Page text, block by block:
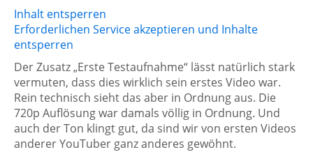
Inhalt entsperren
Erforderlichen Service akzeptieren und Inhalte
entsperren
Der Zusatz „Erste Testaufnahme“ lässt natürlich stark
vermuten, dass dies wirklich sein erstes Video war.
Rein technisch sieht das aber in Ordnung aus. Die
720p Auflösung war damals völlig in Ordnung. Und
auch der Ton klingt gut, da sind wir von ersten Videos
anderer YouTuber ganz anderes gewöhnt.